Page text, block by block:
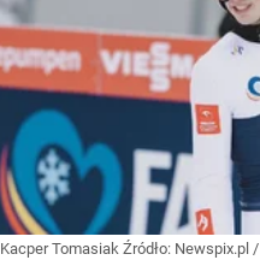
Kacper Tomasiak Źródło: Newspix.pl /